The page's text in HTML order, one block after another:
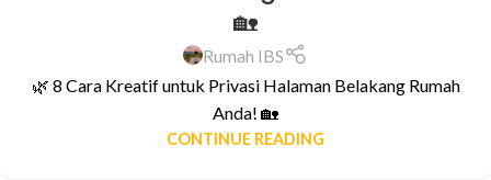
🏡
Rumah IBS
🌿 8 Cara Kreatif untuk Privasi Halaman Belakang Rumah
Anda! 🏡
CONTINUE READING